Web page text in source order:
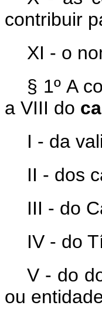
contribuir
XI - o
§ 1º A
a VIII do
I - da
II - dos
III - do
IV - do
V - do
ou